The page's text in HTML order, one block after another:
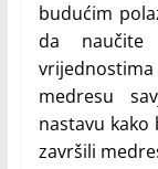
budućim
da
medresu
nastavu
završili